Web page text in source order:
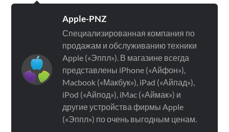
Apple-PNZ
Специализированная компания по
продажам и обслуживанию техники
Apple («Эппл»). В магазине всегда
представлены iPhone («Айфон»),
Macbook («Макбук»), iPad («Айпад»),
iPod («Айпод»), iMac («Аймак») и
другие устройства фирмы Apple
(«Эппл») по очень выгодным ценам.